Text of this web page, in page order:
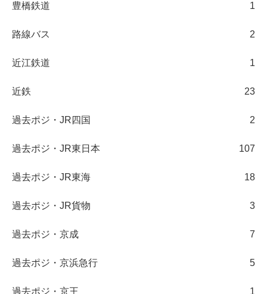
豊橋鉄道 1
路線バス 2
近江鉄道 1
近鉄 23
過去ポジ・JR四国 2
過去ポジ・JR東日本 107
過去ポジ・JR東海 18
過去ポジ・JR貨物 3
過去ポジ・京成 7
過去ポジ・京浜急行 5
過去ポジ・京王 1